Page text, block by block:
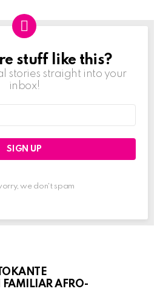
stuff like this?
stories straight into your
inbox!
we don't spam
AFRO-